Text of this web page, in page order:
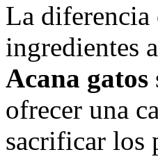
La diferencia
ingredientes
Acana gatos
ofrecer una
sacrificar los